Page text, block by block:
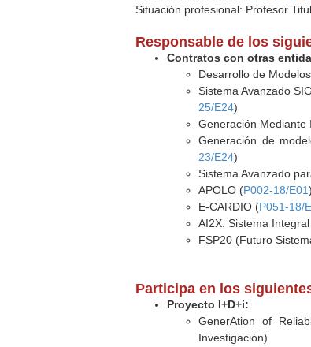
Situación profesional: Profesor
Responsable de los
Contratos con otras
Desarrollo de
Sistema Avanzado
25/E24)
Generación Mediante
Generación de
23/E24)
Sistema Avanzado
APOLO (P002-18/E01)
E-CARDIO (P051-18/
AI2X: Sistema
FSP20 (Futuro
Participa en los
Proyecto I+D+i:
GenerAtion of
Investigación)